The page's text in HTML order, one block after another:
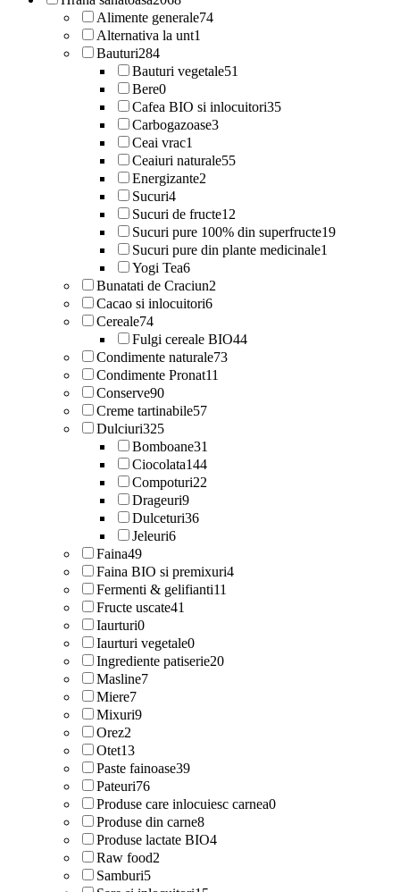
Alimente generale74
Alternativa la unt1
Bauturi284
Bauturi vegetale51
Bere0
Cafea BIO si inlocuitori35
Carbogazoase3
Ceai vrac1
Ceaiuri naturale55
Energizante2
Sucuri4
Sucuri de fructe12
Sucuri pure 100% din superfructe19
Sucuri pure din plante medicinale1
Yogi Tea6
Bunatati de Craciun2
Cacao si inlocuitori6
Cereale74
Fulgi cereale BIO44
Condimente naturale73
Condimente Pronat11
Conserve90
Creme tartinabile57
Dulciuri325
Bomboane31
Ciocolata144
Compoturi22
Drageuri9
Dulceturi36
Jeleuri6
Faina49
Faina BIO si premixuri4
Fermenti & gelifianti11
Fructe uscate41
Iaurturi0
Iaurturi vegetale0
Ingrediente patiserie20
Masline7
Miere7
Mixuri9
Orez2
Otet13
Paste fainoase39
Pateuri76
Produse care inlocuiesc carnea0
Produse din carne8
Produse lactate BIO4
Raw food2
Samburi5